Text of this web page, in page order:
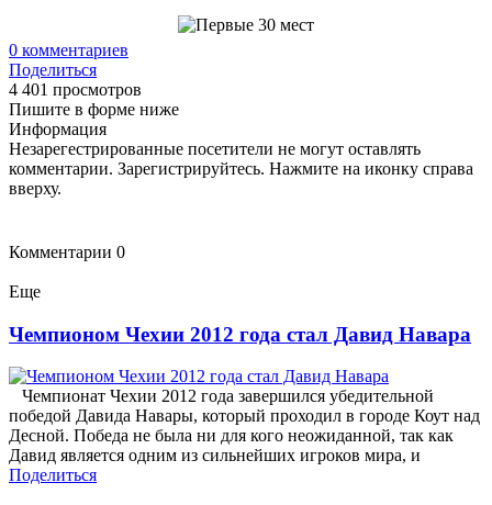
0 комментариев
Поделиться
4 401 просмотров
Пишите в форме ниже
Информация
Незарегестрированные посетители не могут оставлять
комментарии. Зарегистрируйтесь. Нажмите на иконку справа
вверху.
Комментарии 0
Еще
Чемпионом Чехии 2012 года стал Давид Навара
Чемпионат Чехии 2012 года завершился убедительной
победой Давида Навары, который проходил в городе Коут над
Десной. Победа не была ни для кого неожиданной, так как
Давид является одним из сильнейших игроков мира, и
Поделиться